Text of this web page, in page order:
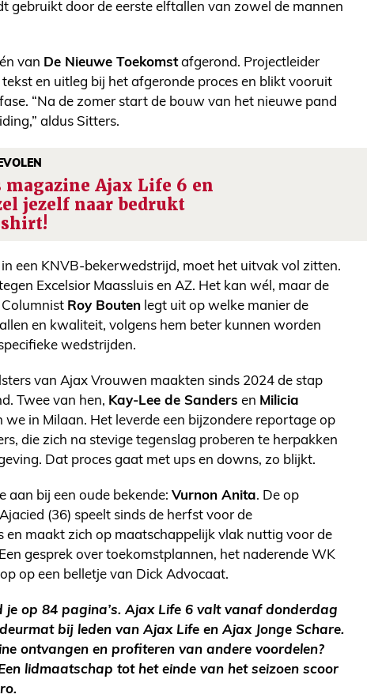
gebruikt door de eerste elftallen van zowel de mannen
van De Nieuwe Toekomstafgerond. Projectleider
en uitleg bij het afgeronde proces en blikt vooruit
“Na de zomer start de bouw van het nieuwe pand
aldus Sitters.
magazine Ajax Life 6 en
jezelf naar bedrukt
een KNVB-bekerwedstrijd, moet het uitvak vol zitten.
Excelsior Maassluis en AZ. Het kan wél, maar de
Roy Bouten legt uit op welke manier de
en kwaliteit, volgens hem beter kunnen worden
wedstrijden.
van Ajax Vrouwen maakten sinds 2024 de stap
Twee van hen, Kay-Lee de Sanders en Milicia
we in Milaan. Het leverde een bijzondere reportage op
die zich na stevige tegenslag proberen te herpakken
Dat proces gaat met ups en downs, zo blijkt.
aan bij een oude bekende: Vurnon Anita. De op
(36) speelt sinds de herfst voor de
en maakt zich op maatschappelijk vlak nuttig voor de
gesprek over toekomstplannen, het naderende WK
op een belletje van Dick Advocaat.
je op 84 pagina’s. Ajax Life 6 valt vanaf donderdag
bij leden van Ajax Life en Ajax Jonge Schare.
ontvangen en profiteren van andere voordelen?
lidmaatschap tot het einde van het seizoen scoor